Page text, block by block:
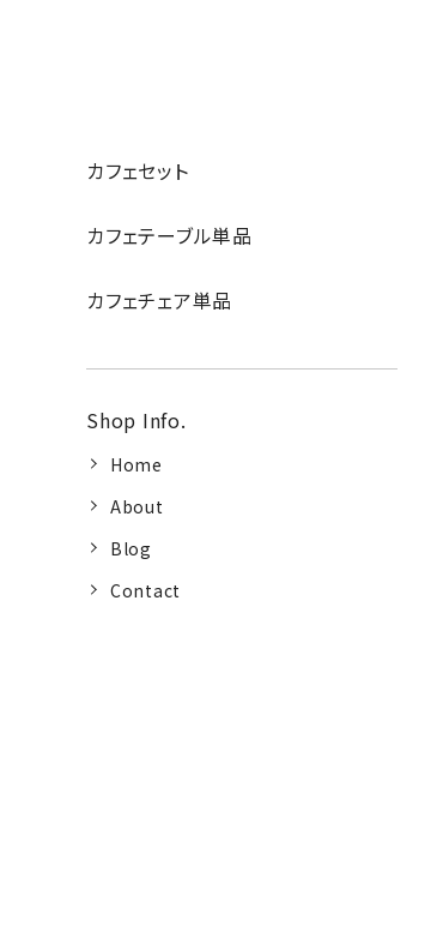
カフェセット
カフェテーブル単品
カフェチェア単品
Shop Info.
Home
About
Blog
Contact